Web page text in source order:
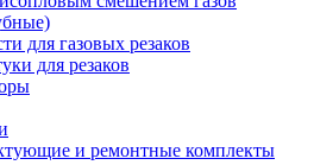
для газовых резаков
для резаков
и ремонтные комплекты